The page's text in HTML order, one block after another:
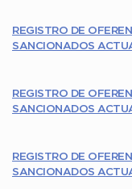
REGISTRO DE
SANCIONADOS
REGISTRO DE
SANCIONADOS
REGISTRO DE
SANCIONADOS